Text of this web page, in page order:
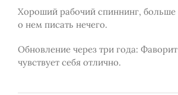
Хороший рабочий спиннинг, больше
о нем писать нечего.
Обновление через три года: Фаворит
чувствует себя отлично.